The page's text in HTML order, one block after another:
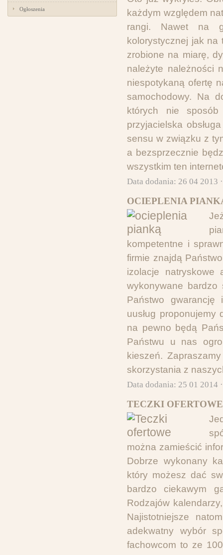
Ogłoszenia
każdym względem
rangi. Nawet na
kolorystycznej jak na
zrobione na miarę,
należyte należności
niespotykaną ofertę
samochodowy. Na
których nie
przyjacielska
sensu w związku z
a bezsprzecznie
wszystkim ten
Data dodania: 26 04 2013
OCIEPLENIA
kompetentne i
firmie znajdą
izolacje natryskowe
wykonywane
Państwo gwarancję
uusług
na pewno będą
Państwu u nas
kieszeń.
skorzystania z
Data dodania: 25 01 2014
TECZKI
można zamieścić
Dobrze wykonany
który możesz dać
bardzo ciekawym
Rodzajów
Najistotniejsze
adekwatny wybór
fachowcom to ze